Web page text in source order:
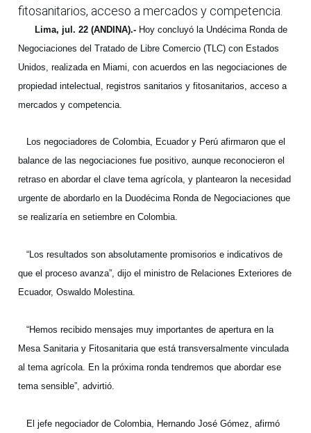
fitosanitarios, acceso a mercados y competencia.
Lima, jul. 22 (ANDINA).- Hoy concluyó la Undécima Ronda de
Negociaciones del Tratado de Libre Comercio (TLC) con Estados
Unidos, realizada en Miami, con acuerdos en las negociaciones de
propiedad intelectual, registros sanitarios y fitosanitarios, acceso a
mercados y competencia.
Los negociadores de Colombia, Ecuador y Perú afirmaron que el
balance de las negociaciones fue positivo, aunque reconocieron el
retraso en abordar el clave tema agrícola, y plantearon la necesidad
urgente de abordarlo en la Duodécima Ronda de Negociaciones que
se realizaría en setiembre en Colombia.
“Los resultados son absolutamente promisorios e indicativos de
que el proceso avanza”, dijo el ministro de Relaciones Exteriores de
Ecuador, Oswaldo Molestina.
“Hemos recibido mensajes muy importantes de apertura en la
Mesa Sanitaria y Fitosanitaria que está transversalmente vinculada
al tema agrícola. En la próxima ronda tendremos que abordar ese
tema sensible”, advirtió.
El jefe negociador de Colombia, Hernando José Gómez, afirmó